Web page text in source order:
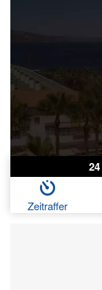
24
Zeitraffer